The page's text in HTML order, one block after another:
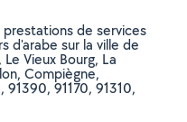
prestations de services
d'arabe sur la ville de
Vieux Bourg, La
Compiègne,
91170, 91310,